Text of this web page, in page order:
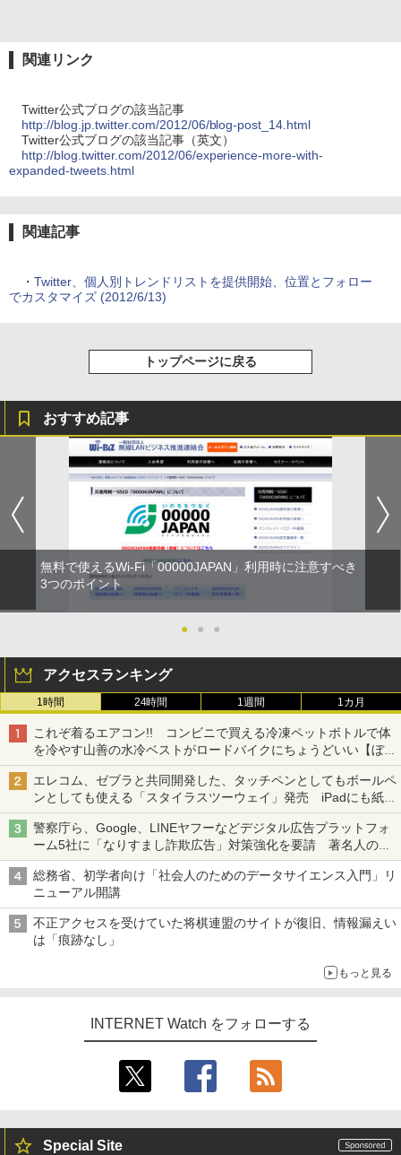
関連リンク
Twitter公式ブログの該当記事
http://blog.jp.twitter.com/2012/06/blog-post_14.html
Twitter公式ブログの該当記事（英文）
http://blog.twitter.com/2012/06/experience-more-with-
expanded-tweets.html
関連記事
・ Twitter、個人別トレンドリストを提供開始、位置とフォロー
でカスタマイズ (2012/6/13)
トップページに戻る
おすすめ記事
無料で使えるWi-Fi「00000JAPAN」利用時に注意すべき
3つのポイント
● ● ●
アクセスランキング
1時間 24時間 1週間 1カ月
これぞ着るエアコン!! コンビニで買える冷凍ペットボトルで体
を冷やす山善の水冷ベストがロードバイクにちょうどいい【ぼっ
ち・ざ・ろーど！その14】【空いた時間でなにしてる？】
エレコム、ゼブラと共同開発した、タッチペンとしてもボールペ
ンとしても使える「スタイラスツーウェイ」発売 iPadにも紙に
も、持ち替えずに書き込める
警察庁ら、Google、LINEヤフーなどデジタル広告プラットフォ
ーム5社に「なりすまし詐欺広告」対策強化を要請 著名人の写
真や映像を使った投資詐欺などへの対策として
総務省、初学者向け「社会人のためのデータサイエンス入門」リ
ニューアル開講
不正アクセスを受けていた将棋連盟のサイトが復旧、情報漏えい
は「痕跡なし」
もっと見る
INTERNET Watch をフォローする
Special Site